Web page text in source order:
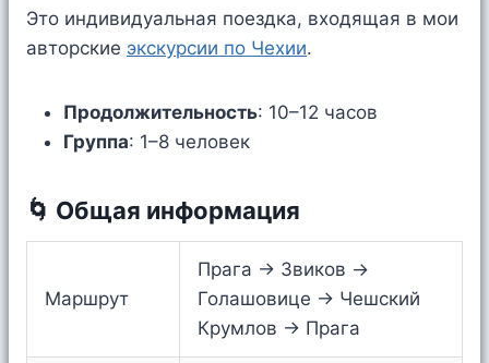
Это индивидуальная поездка, входящая в мои
авторские экскурсии по Чехии.
Продолжительность: 10–12 часов
Группа: 1–8 человек
🌀 Общая информация
Маршрут
Прага → Звиков →
Голашовице → Чешский
Крумлов → Прага